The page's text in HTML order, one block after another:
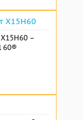
Х15Н60
–
60®